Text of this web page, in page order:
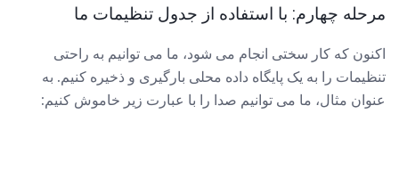
مرحله چهارم: با استفاده از جدول تنظیمات ما
اکنون که کار سختی انجام می شود، ما می توانیم به راحتی
تنظیمات را به یک پایگاه داده محلی بارگیری و ذخیره کنیم. به
عنوان مثال، ما می توانیم صدا را با عبارت زیر خاموش کنیم: